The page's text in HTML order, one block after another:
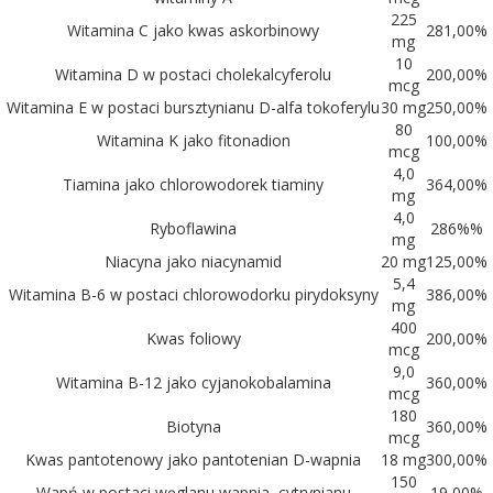
Witamina C jako kwas askorbinowy
225
mg
281,00%
Witamina D w postaci cholekalcyferolu
10
mcg
200,00%
Witamina E w postaci bursztynianu D-alfa tokoferylu30 mg250,00%
Witamina K jako fitonadion
80
mcg
100,00%
Tiamina jako chlorowodorek tiaminy
4,0
mg
364,00%
Ryboflawina
4,0
mg
286%%
Niacyna jako niacynamid
20 mg125,00%
Witamina B-6 w postaci chlorowodorku pirydoksyny
5,4
mg
386,00%
Kwas foliowy
400
mcg
200,00%
Witamina B-12 jako cyjanokobalamina
9,0
mcg
360,00%
Biotyna
180
mcg
360,00%
Kwas pantotenowy jako pantotenian D-wapnia
18 mg300,00%
150